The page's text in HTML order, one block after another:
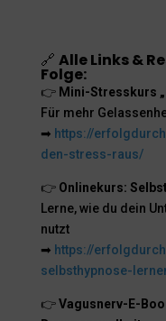
🔗 Alle Links &
Folge:
👉 Mini-Stresskurs
Für mehr
➡ https://
den-stress-raus/
👉 Onlinekurs:
Lerne, wie du dein
nutzt
➡ https://
selbsthypnose-
👉Vagusnerv-E-